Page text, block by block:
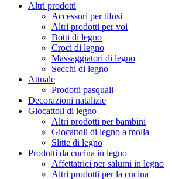
Altri prodotti
Accessori per tifosi
Altri prodotti per voi
Botti di legno
Croci di legno
Massaggiatori di legno
Secchi di legno
Attuale
Prodotti pasquali
Decorazioni natalizie
Giocattoli di legno
Altri prodotti per bambini
Giocattoli di legno a molla
Slitte di legno
Prodotti da cucina in legno
Affettatrici per salumi in legno
Altri prodotti per la cucina